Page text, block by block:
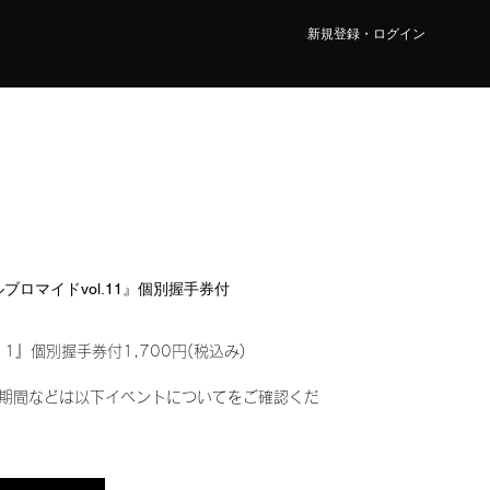
新規登録・ログイン
ロマイドvol.11』個別握手券付
』個別握手券付1,700円(税込み)
間などは以下イベントについてをご確認くだ